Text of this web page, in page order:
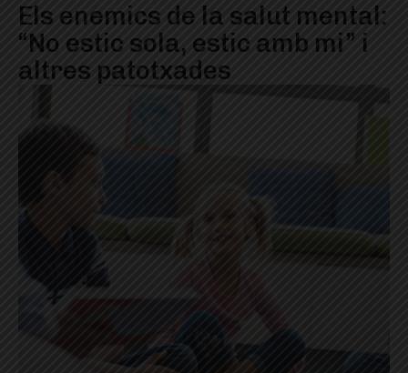
Els enemics de la salut mental:
“No estic sola, estic amb mi” i
altres patotxades